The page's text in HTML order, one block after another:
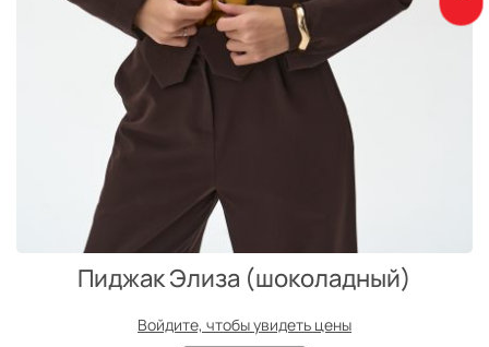
Пиджак Элиза (шоколадный)
Войдите, чтобы увидеть цены